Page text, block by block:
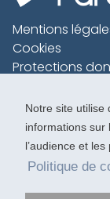
Notre site utilise
informations sur
l’audience et
Politique de
Mentions
Cookies
Protections
Charte
Copyright 1996-